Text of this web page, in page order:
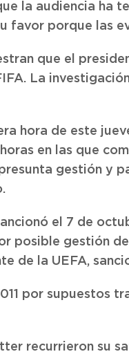
la audiencia ha
favor porque las
que el
La
hora de este
en las que
gestión y
el 7 de
posible gestión
de la UEFA,
por supuestos
recurrieron su